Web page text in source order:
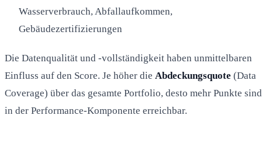
Wasserverbrauch, Abfallaufkommen,
Gebäudezertifizierungen
Die Datenqualität und -vollständigkeit haben unmittelbaren
Einfluss auf den Score. Je höher die Abdeckungsquote (Data
Coverage) über das gesamte Portfolio, desto mehr Punkte sind
in der Performance-Komponente erreichbar.